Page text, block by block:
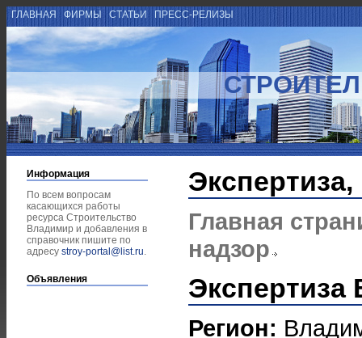
ГЛАВНАЯ ФИРМЫ СТАТЬИ ПРЕСС-РЕЛИЗЫ
Информация
По всем вопросам
касающихся работы
ресурса Строительство
Владимир и добавления в
справочник пишите по
адресу stroy-portal@list.ru.
Объявления
Главная
надзор
Регион: